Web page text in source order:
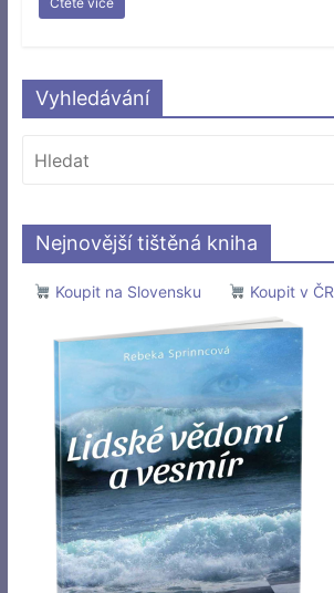
Vyhledávání
Nejnovější tištěná kniha
Koupit na Slovensku
Koupit v ČR